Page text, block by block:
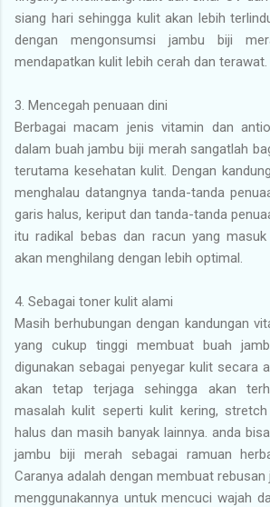
siang hari sehingga kulit akan lebih
dengan mengonsumsi jambu biji
mendapatkan kulit lebih cerah dan terawat.
3. Mencegah penuaan dini
Berbagai macam jenis vitamin dan
dalam buah jambu biji merah sangatlah
terutama kesehatan kulit. Dengan
menghalau datangnya tanda-tanda
garis halus, keriput dan tanda-tanda
itu radikal bebas dan racun yang
akan menghilang dengan lebih optimal.
4. Sebagai toner kulit alami
Masih berhubungan dengan kandungan
yang cukup tinggi membuat buah
digunakan sebagai penyegar kulit secara
akan tetap terjaga sehingga akan
masalah kulit seperti kulit kering,
halus dan masih banyak lainnya. anda
jambu biji merah sebagai ramuan
Caranya adalah dengan membuat
menggunakannya untuk mencuci wajah